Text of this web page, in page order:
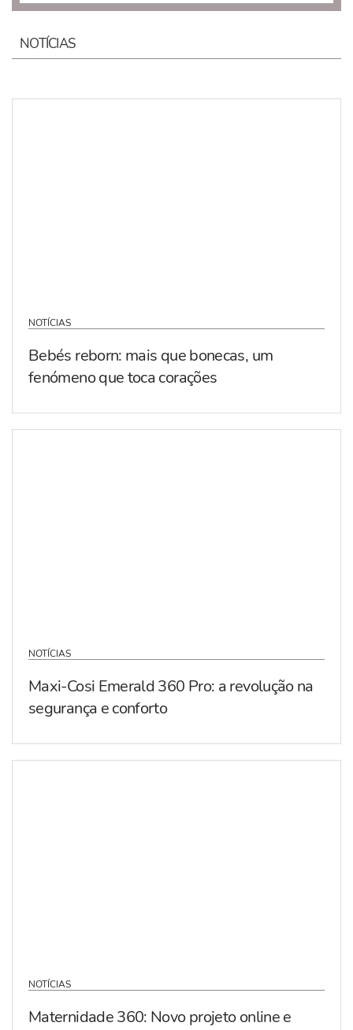
NOTÍCIAS
NOTÍCIAS
Bebés reborn: mais que bonecas, um
fenómeno que toca corações
NOTÍCIAS
Maxi-Cosi Emerald 360 Pro: a revolução na
segurança e conforto
NOTÍCIAS
Maternidade 360: Novo projeto online e